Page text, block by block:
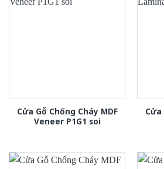
Cửa Gỗ Chống Cháy MDF
Veneer P1G1 soi
Cửa